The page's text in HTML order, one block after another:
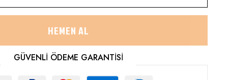
HEMEN AL
GÜVENLİ ÖDEME GARANTİSİ